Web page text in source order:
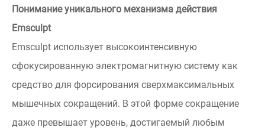
Понимание уникального механизма действия
Emsculpt
Emsculpt использует высокоинтенсивную
сфокусированную электромагнитную систему как
средство для форсирования сверхмаксимальных
мышечных сокращений. В этой форме сокращение
даже превышает уровень, достигаемый любым